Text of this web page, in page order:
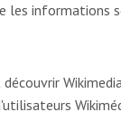
informations